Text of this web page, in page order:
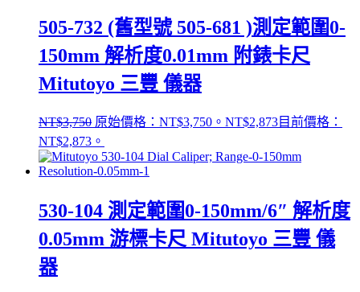
505-732 (舊型號 505-681 )測定範圍0-
150mm 解析度0.01mm 附錶卡尺
Mitutoyo 三豐 儀器
NT$3,750 原始價格：NT$3,750。 NT$2,873目前價格：
NT$2,873。
530-104 測定範圍0-150mm/6″ 解析度
0.05mm 游標卡尺 Mitutoyo 三豐 儀
器